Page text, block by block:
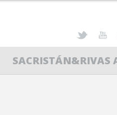
PROFESIONALES
SACRISTÁN&RIVAS